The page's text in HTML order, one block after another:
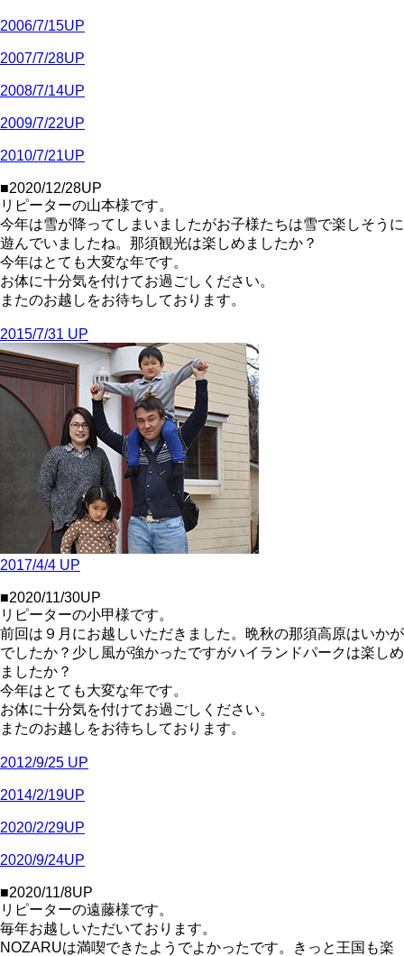
2006/7/15UP
2007/7/28UP
2008/7/14UP
2009/7/22UP
2010/7/21UP
■2020/12/28UP
リピーターの山本様です。
今年は雪が降ってしまいましたがお子様たちは雪で楽しそうに
遊んでいましたね。那須観光は楽しめましたか？
今年はとても大変な年です。
お体に十分気を付けてお過ごしください。
またのお越しをお待ちしております。
2015/7/31 UP
2017/4/4 UP
■2020/11/30UP
リピーターの小甲様です。
前回は９月にお越しいただきました。晩秋の那須高原はいかが
でしたか？少し風が強かったですがハイランドパークは楽しめ
ましたか？
今年はとても大変な年です。
お体に十分気を付けてお過ごしください。
またのお越しをお待ちしております。
2012/9/25 UP
2014/2/19UP
2020/2/29UP
2020/9/24UP
■2020/11/8UP
リピーターの遠藤様です。
毎年お越しいただいております。
NOZARUは満喫できたようでよかったです。きっと王国も楽